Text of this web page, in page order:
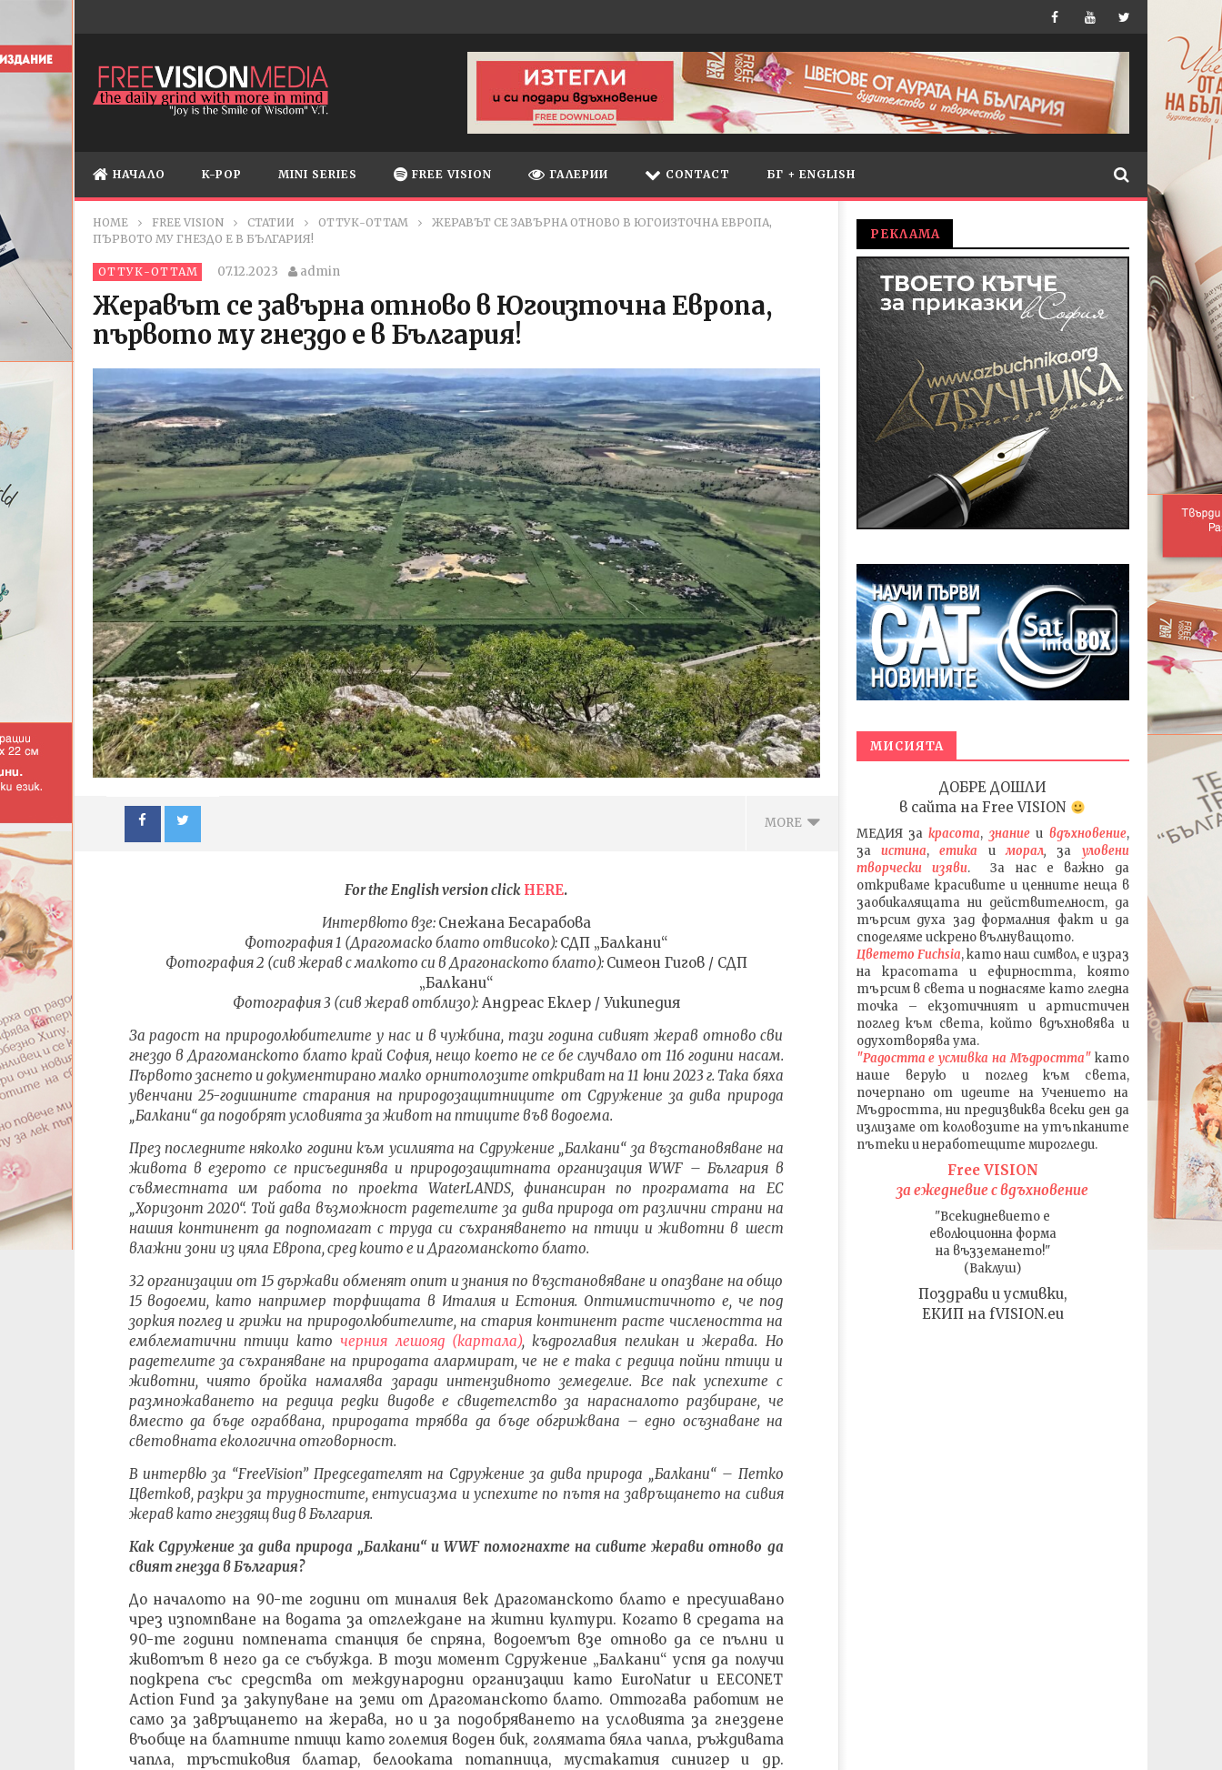
НАЧАЛО K-POP MINI SERIES FREE VISION ГАЛЕРИИ CONTACT БГ + ENGLISH
HOME FREE VISION СТАТИИ ОТТУК-ОТТАМ
ЖЕРАВЪТ СЕ ЗАВЪРНА ОТНОВО В ЮГОИЗТОЧНА ЕВРОПА,
ПЪРВОТО МУ ГНЕЗДО Е В БЪЛГАРИЯ!
ОТТУК-ОТТАМ 07.12.2023 admin
Жеравът се завърна отново в Югоизточна Европа,
първото му гнездо е в България!
MORE
Жеравът се завърна отново в
Югоизточна Европа, първото
му гнездо е в България!
07.12.2023
ИЗКУСТВОТО ДА ОТГЛЕЖДАШ
ДЕТЕ: ВЪЗПИТАНИЕ С ДОВЕРИЕ
| Изложба
07.12.2023
Metallica – No Leaf Clover, текст
с ПРЕВОД на български
07.12.2023
admin
ПЪТЯТ на Stray Kids в РЕАЛИТИ
ФОРМАТА Kingdom: Legendary
07.12.2023
admin
Песента FREEze на
какво се крие в текста
погледа на Корейската
култура, ЧАСТ 1
07.12.2023
admin
For the English version click HERE.
Интервюто взе: Снежана Бесарабова
Фотография 1 (Драгомаско блато отвисоко): СДП „Балкани“
Фотография 2 (сив жерав с малкото си в Драгонаското блато): Симеон Гигов / СДП
„Балкани“
Фотография 3 (сив жерав отблизо):Андреас Еклер / Уикипедия
За радост на природолюбителите у нас и в чужбина, тази година сивият жерав отново сви
гнездо в Драгоманското блато край София, нещо което не се бе случвало от 116 години насам.
Първото заснето и документирано малко орнитолозите откриват на 11 юни 2023 г. Така бяха
увенчани 25-годишните старания на природозащитниците от Сдружение за дива природа
„Балкани“ да подобрят условията за живот на птиците във водоема.
През последните няколко години към усилията на Сдружение „Балкани“ за възстановяване на
живота в езерото се присъединява и природозащитната организацияWWF – България в
съвместната им работа по проекта WaterLANDS, финансиран по програмата на ЕС
„Хоризонт 2020“. Той дава възможност радетелите за дива природа от различни страни на
нашия континент да подпомагат с труда си съхраняването на птици и животни в шест
влажни зони из цяла Европа, сред които е и Драгоманското блато.
32 организации от 15 държави обменят опит и знания по възстановяване и опазване на общо
15 водоеми, като например торфищата в Италия и Естония. Оптимистичното е, че под
зоркия поглед и грижи на природолюбителите, на стария континент расте числеността на
емблематични птици каточерния лешояд (картала), къдроглавия пеликан и жерава. Но
радетелите за съхраняване на природата алармират, че не е така с редица пойни птици и
животни, чиято бройка намалява заради интензивното земеделие. Все пак успехите с
размножаването на редица редки видове е свидетелство за нарасналото разбиране, че
вместо да бъде ограбвана, природата трябва да бъде обгрижвана – едно осъзнаване на
световната екологична отговорност.
В интервю за “FreeVision” Председателят на Сдружение за дива природа „Балкани“ – Петко
Цветков, разкри за трудностите, ентусиазма и успехите по пътя на завръщането на сивия
жерав като гнездящ вид в България.
Как Сдружение за дива природа „Балкани“ иWWF помогнахте на сивите жерави отново да
свият гнезда в България?
До началото на 90-те години от миналия век Драгоманското блато е пресушавано
чрез изпомпване на водата за отглеждане на житни култури. Когато в средата на
90-те години помпената станция бе спряна, водоемът взе отново да се пълни и
животът в него да се събужда. В този момент Сдружение „Балкани“ успя да получи
подкрепа със средства от международни организации като EuroNatur и EECONET
Action Fund за закупуване на земи от Драгоманското блато. Оттогава работим не
само за завръщането на жерава, но и за подобряването на условията за гнездене
въобще на блатните птици като големия воден бик, голямата бяла чапла, ръждивата
чапла, тръстиковия блатар, белооката потапница, мустакатия синигер и др.
РЕКЛАМА
МИСИЯТА
ДОБРЕ ДОШЛИ
в сайта наFree VISION
МЕДИЯзакрасота, знаниеи вдъхновение,
за истина,етика иморал, за уловени
творчески изяви. За нас е важно да
откриваме красивите и ценните неща в
заобикалящата ни действителност, да
търсим духа зад формалния факт и да
споделяме искрено вълнуващото.
Цветето Fuchsia, като наш символ, е израз
на красотата и ефирността, която
търсим в света и поднасяме като гледна
точка – екзотичният и артистичен
поглед към света, който вдъхновява и
одухотворява ума.
"Радостта е усмивка на Мъдростта"като
наше верую и поглед към света,
почерпано от идеите на Учението на
Мъдростта,ни предизвиква всеки ден да
излизаме от коловозите на утъпканите
пътеки и неработещите мирогледи.
Free VISION
за ежедневие с вдъхновение
"Всекидневието е
еволюционна форма
на възземането!"
(Ваклуш)
Поздрави и усмивки,
ЕКИП на fVISION.eu